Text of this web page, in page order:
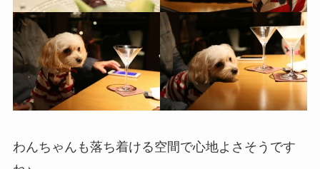
わんちゃんも落ち着ける空間で心地よさそうです